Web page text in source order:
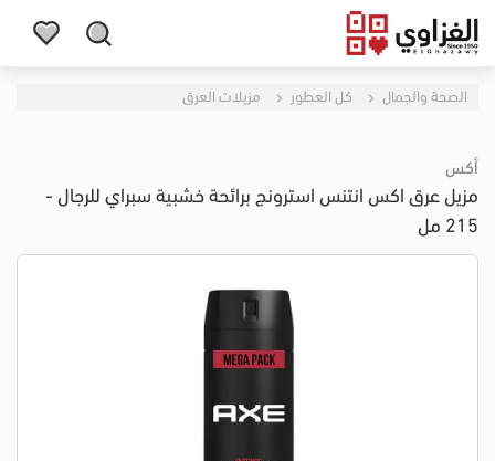
الصحة والجمال كل العطور مزيلات العرق
أكس
مزيل عرق اكس انتنس استرونج برائحة خشبية سبراي للرجال -
215 مل